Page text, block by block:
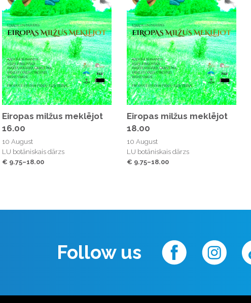
Eiropas milžus meklējot
16.00
10 August
LU botāniskais dārzs
€ 9.75–18.00
Eiropas milžus meklējot
18.00
10 August
LU botāniskais dārzs
€ 9.75–18.00
Follow us